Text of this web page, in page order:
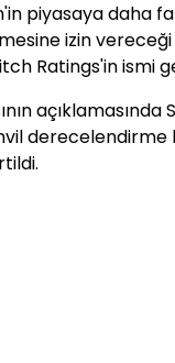
piyasaya daha
izin
Ratings'in ismi
derecelendirme